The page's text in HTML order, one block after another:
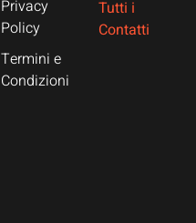
Privacy
Policy
Termini e
Condizioni
Tutti i
Contatti